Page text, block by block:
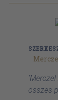
összes